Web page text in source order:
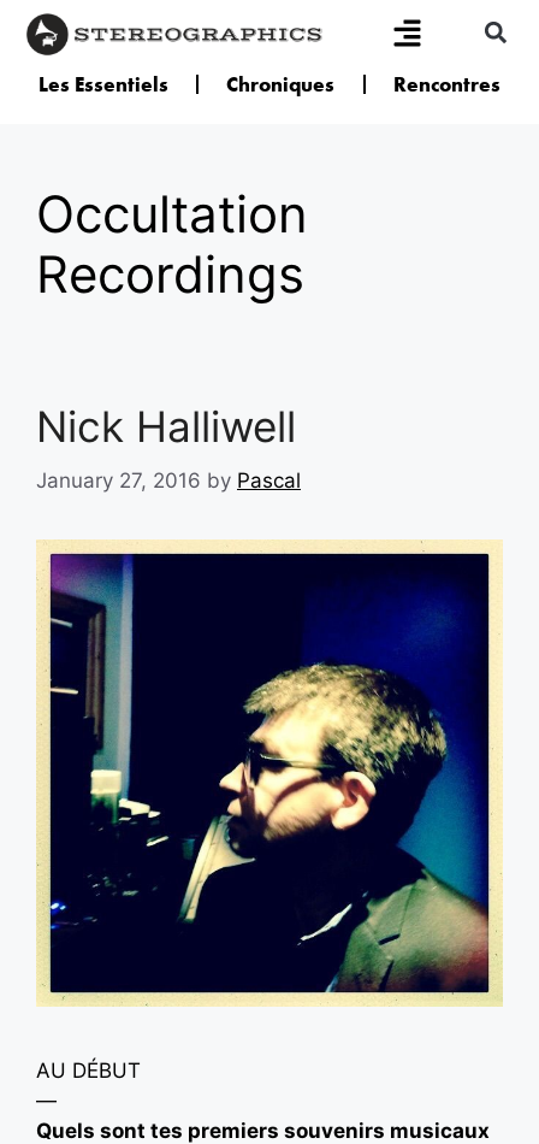
Les Essentiels Chroniques Rencontres
Occultation
Recordings
Nick Halliwell
January 27, 2016 by Pascal
AU DÉBUT
—
Quels sont tes premiers souvenirs musicaux